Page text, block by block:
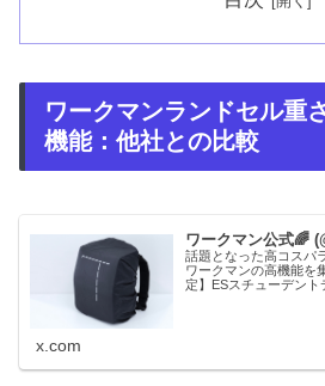
ワークマンランドセル重
機能：他社との比較
ワークマン公式🌈
話題となった高コスパ
ワークマンの高機能を
定】ESスチューデント
x.com